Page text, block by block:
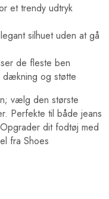
et trendy udtryk
silhuet uden at gå
de fleste ben
dækning og støtte
vælg den største
Perfekte til både jeans
dit fodtøj med
fra Shoes